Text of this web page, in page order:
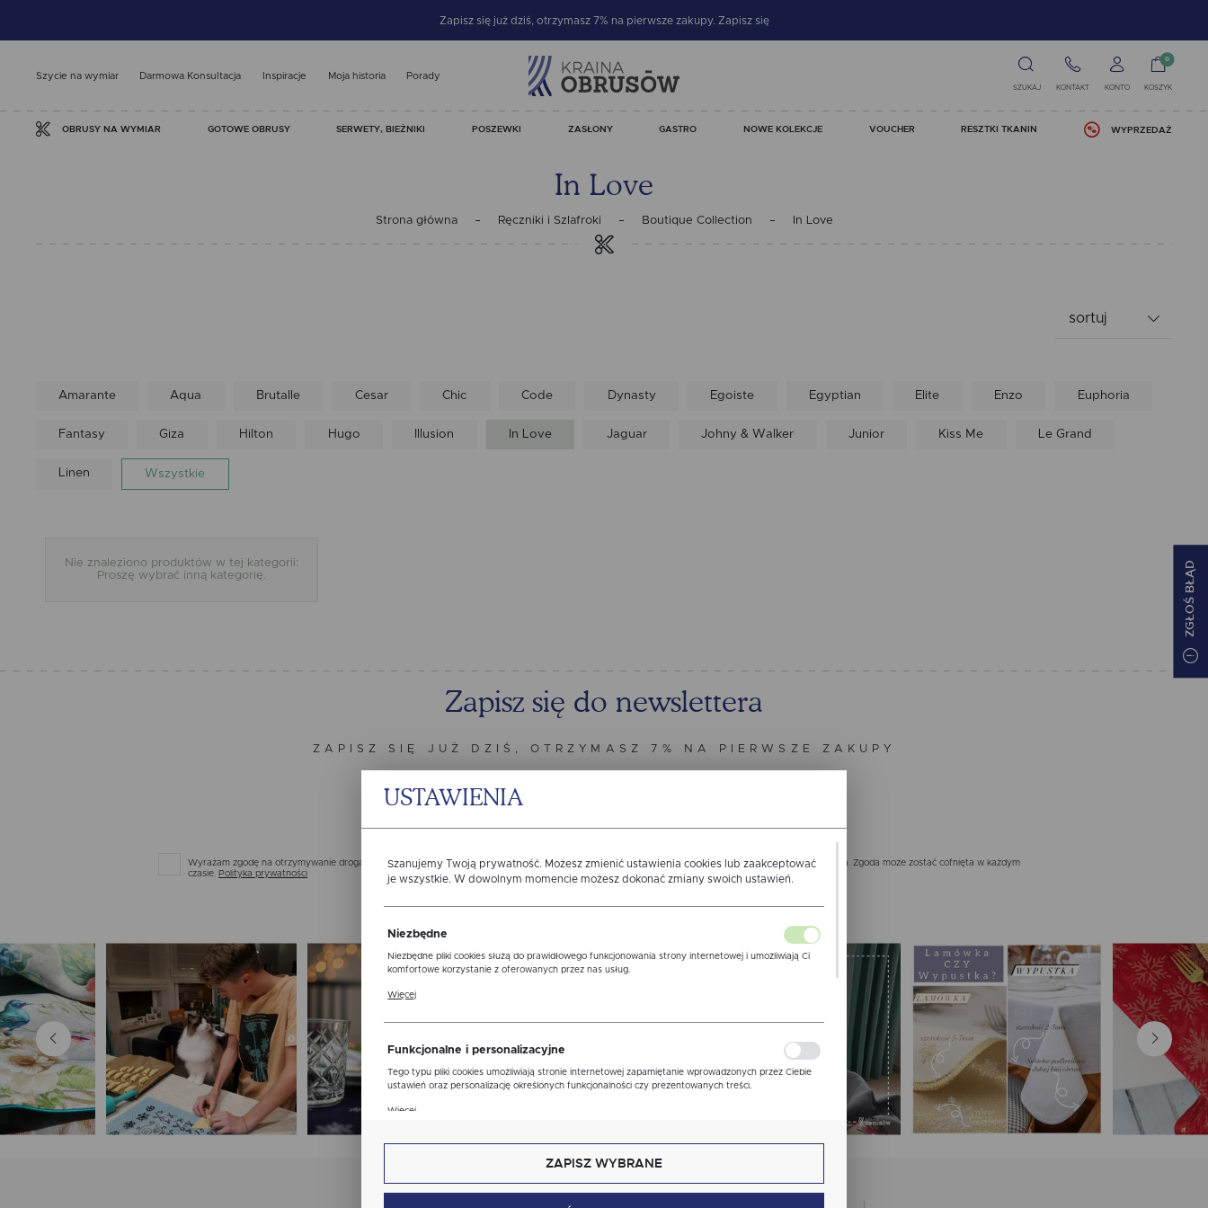
Zapisz się już dziś, otrzymasz 7% na pierwsze zakupy. Zapisz się
Szycie na wymiar Darmowa Konsultacja Inspiracje Moja historia Porady
SZUKAJ KONTAKT KONTO
0
KOSZYK
OBRUSY NA WYMIAR GOTOWE OBRUSY SERWETY, BIEŻNIKI POSZEWKI ZASŁONY GASTRO NOWE KOLEKCJE VOUCHER RESZTKI TKANIN WYPRZEDAŻ
In Love
Strona główna Ręczniki i Szlafroki Boutique Collection In Love
sortuj
Amarante Aqua Brutalle Cesar Chic Code Dynasty Egoiste Egyptian Elite Enzo Euphoria
Fantasy Giza Hilton Hugo Illusion In Love Jaguar Johny & Walker Junior Kiss Me Le Grand
Linen Wszystkie
Nie znaleziono produktów w tej kategorii:
Proszę wybrać inną kategorię.
Zapisz się do newslettera
ZAPISZ SIĘ JUŻ DZIŚ, OTRZYMASZ 7% NA PIERWSZE ZAKUPY
Wyrażam zgodę na otrzymywanie drogą elektroniczną na wskazany przeze mnie adres e-mail informacji dotyczących świadczonych przez Administratora. Zgoda może zostać cofnięta w każdym
czasie. Polityka prywatności
ZGŁOŚ BŁĄD
USTAWIENIA
Szanujemy Twoją prywatność. Możesz zmienić ustawienia cookies lub zaakceptować
je wszystkie. W dowolnym momencie możesz dokonać zmiany swoich ustawień.
Niezbędne
Niezbędne pliki cookies służą do prawidłowego funkcjonowania strony internetowej i umożliwiają Ci
komfortowe korzystanie z oferowanych przez nas usług.
ustawień preferencji prywatności, logowania czy wypełniania formularzy. Dzięki plikom cookies
Więcej
Funkcjonalne i personalizacyjne
Tego typu pliki cookies umożliwiają stronie internetowej zapamiętanie wprowadzonych przez Ciebie
ustawień oraz personalizację określonych funkcjonalności czy prezentowanych treści.
Więcej
Cookies analityczne pozwalają na uzyskanie informacji w zakresie wykorzystywania witryny
ZAPISZ WYBRANE